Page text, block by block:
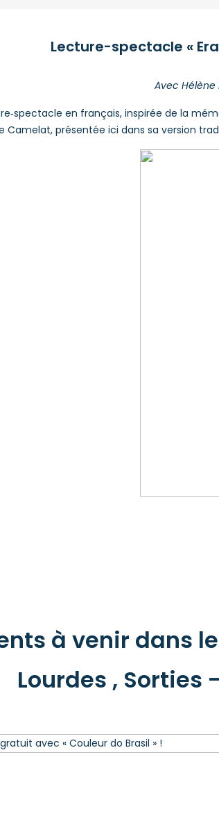
Lecture-spectacle «
Avec Hélène
en français, inspirée de la
Camelat, présentée ici dans sa version
à venir dans
Lourdes ,